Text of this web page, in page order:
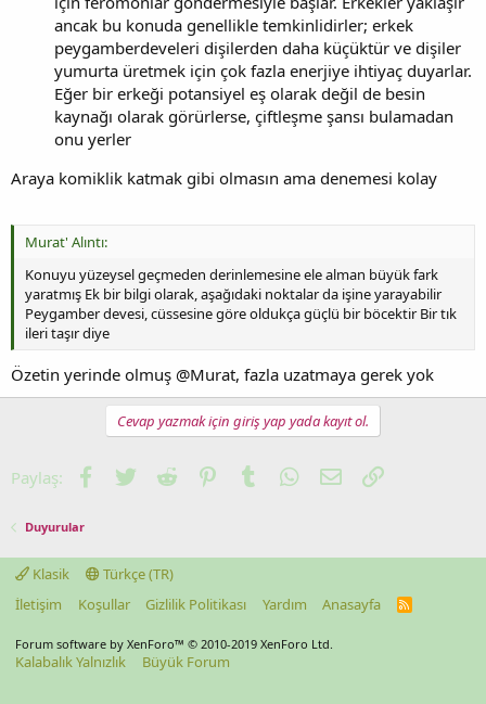
ancak bu konuda genellikle temkinlidirler; erkek
peygamberdeveleri dişilerden daha küçüktür ve dişiler
yumurta üretmek için çok fazla enerjiye ihtiyaç duyarlar.
Eğer bir erkeği potansiyel eş olarak değil de besin
kaynağı olarak görürlerse, çiftleşme şansı bulamadan
onu yerler
Araya komiklik katmak gibi olmasın ama denemesi kolay
Murat' Alıntı:
Konuyu yüzeysel geçmeden derinlemesine ele alman büyük fark
yaratmış Ek bir bilgi olarak, aşağıdaki noktalar da işine yarayabilir
Peygamber devesi, cüssesine göre oldukça güçlü bir böcektir Bir tık
ileri taşır diye
Özetin yerinde olmuş @Murat, fazla uzatmaya gerek yok
Cevap yazmak için giriş yap yada kayıt ol.
Paylaş: Facebook
TwitterReddit PinterestTumblr WhatsApp
E-postaLink
Duyurular
Klasik
Türkçe (TR)
İletişim
Koşullar Gizlilik Politikası Yardım Anasayfa
R
Forum software by XenForo™ © 2010-2019 XenForo Ltd.
Kalabalık Yalnızlık Büyük Forum